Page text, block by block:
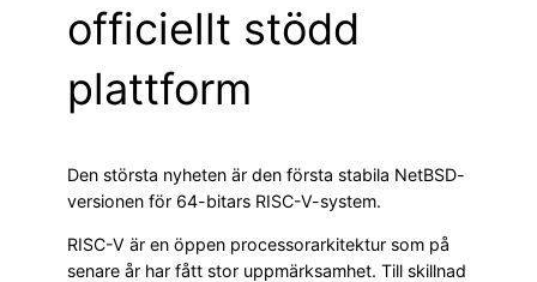
officiellt stödd
plattform
Den största nyheten är den första stabila NetBSD-
versionen för 64-bitars RISC-V-system.
RISC-V är en öppen processorarkitektur som på
senare år har fått stor uppmärksamhet. Till skillnad